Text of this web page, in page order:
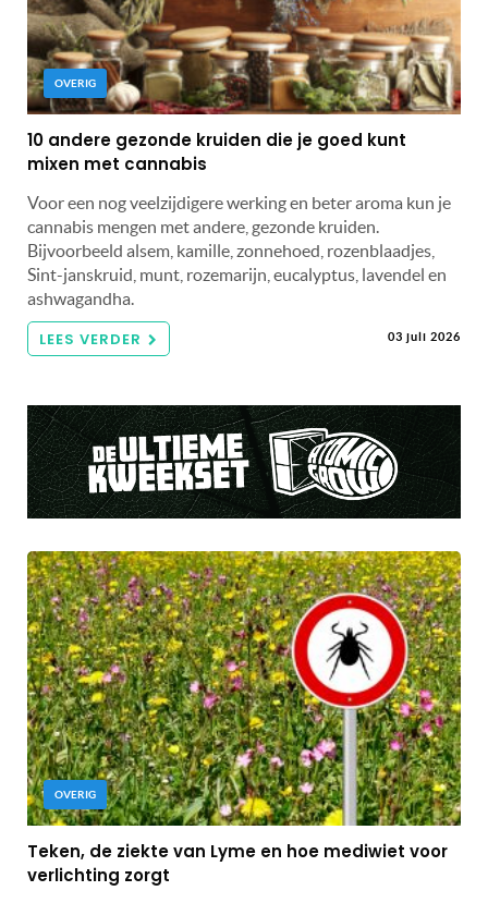
OVERIG
10 andere gezonde kruiden die je goed kunt
mixen met cannabis
Voor een nog veelzijdigere werking en beter aroma kun je
cannabis mengen met andere, gezonde kruiden.
Bijvoorbeeld alsem, kamille, zonnehoed, rozenblaadjes,
Sint-janskruid, munt, rozemarijn, eucalyptus, lavendel en
ashwagandha.
LEES VERDER 03 juli 2026
OVERIG
Teken, de ziekte van Lyme en hoe mediwiet voor
verlichting zorgt